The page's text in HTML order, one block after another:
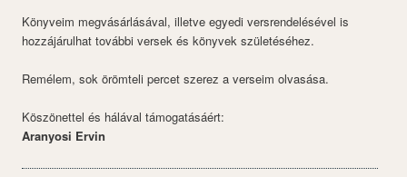
Könyveim megvásárlásával, illetve egyedi versrendelésével is
hozzájárulhat további versek és könyvek születéséhez.
Remélem, sok örömteli percet szerez a verseim olvasása.
Köszönettel és hálával támogatásáért:
Aranyosi Ervin